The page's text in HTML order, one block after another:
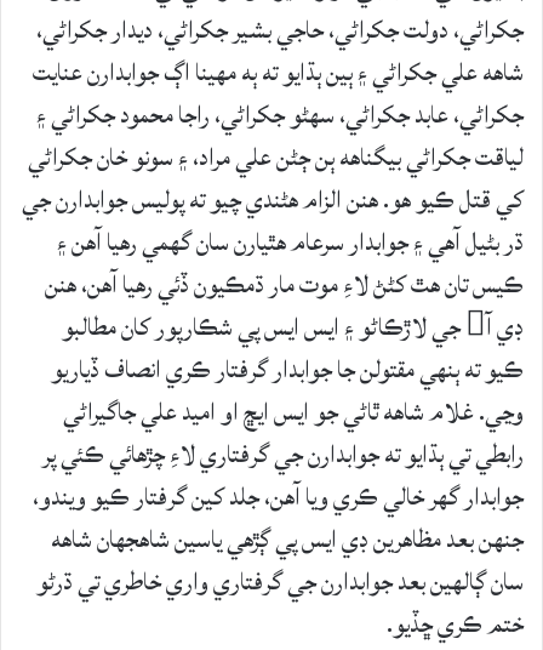
جکراڻي، دولت جکراڻي، حاجي بشير جکراڻي، ديدار جکراڻي،
شاهه علي جکراڻي ۽ ٻين ٻڌايو ته ٻه مهينا اڳ جوابدارن عنايت
جکراڻي، عابد جکراڻي، سهڻو جکراڻي، راجا محمود جکراڻي ۽
لياقت جکراڻي بيگناهه ٻن ڄڻن علي مراد، ۽ سونو خان جکراڻي
کي قتل ڪيو هو. هنن الزام هڻندي چيو ته پوليس جوابدارن جي
ڌر بڻيل آهي ۽ جوابدار سرعام هٿيارن سان گهمي رهيا آهن ۽
ڪيس تان هٿ کڻڻ لاءِ موت مار ڌمڪيون ڏئي رهيا آهن، هنن
ڊي آ جي لاڙڪاڻو ۽ ايس ايس پي شڪارپور کان مطالبو
ڪيو ته ٻنهي مقتولن جا جوابدار گرفتار ڪري انصاف ڏياريو
وڃي. غلام شاهه ٿاڻي جو ايس ايڇ او اميد علي جاگيراڻي
رابطي تي ٻڌايو ته جوابدارن جي گرفتاري لاءِ چڙهائي ڪئي پر
جوابدار گهر خالي ڪري ويا آهن، جلد کين گرفتار ڪيو ويندو،
جنهن بعد مظاهرين ڊي ايس پي ڳڙهي ياسين شاهجهان شاهه
سان ڳالهين بعد جوابدارن جي گرفتاري واري خاطري تي ڌرڻو
ختم ڪري ڇڏيو.